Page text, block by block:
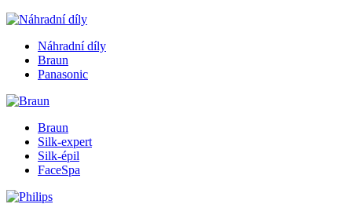
Náhradní díly
Braun
Panasonic
Braun
Silk-expert
Silk-épil
FaceSpa